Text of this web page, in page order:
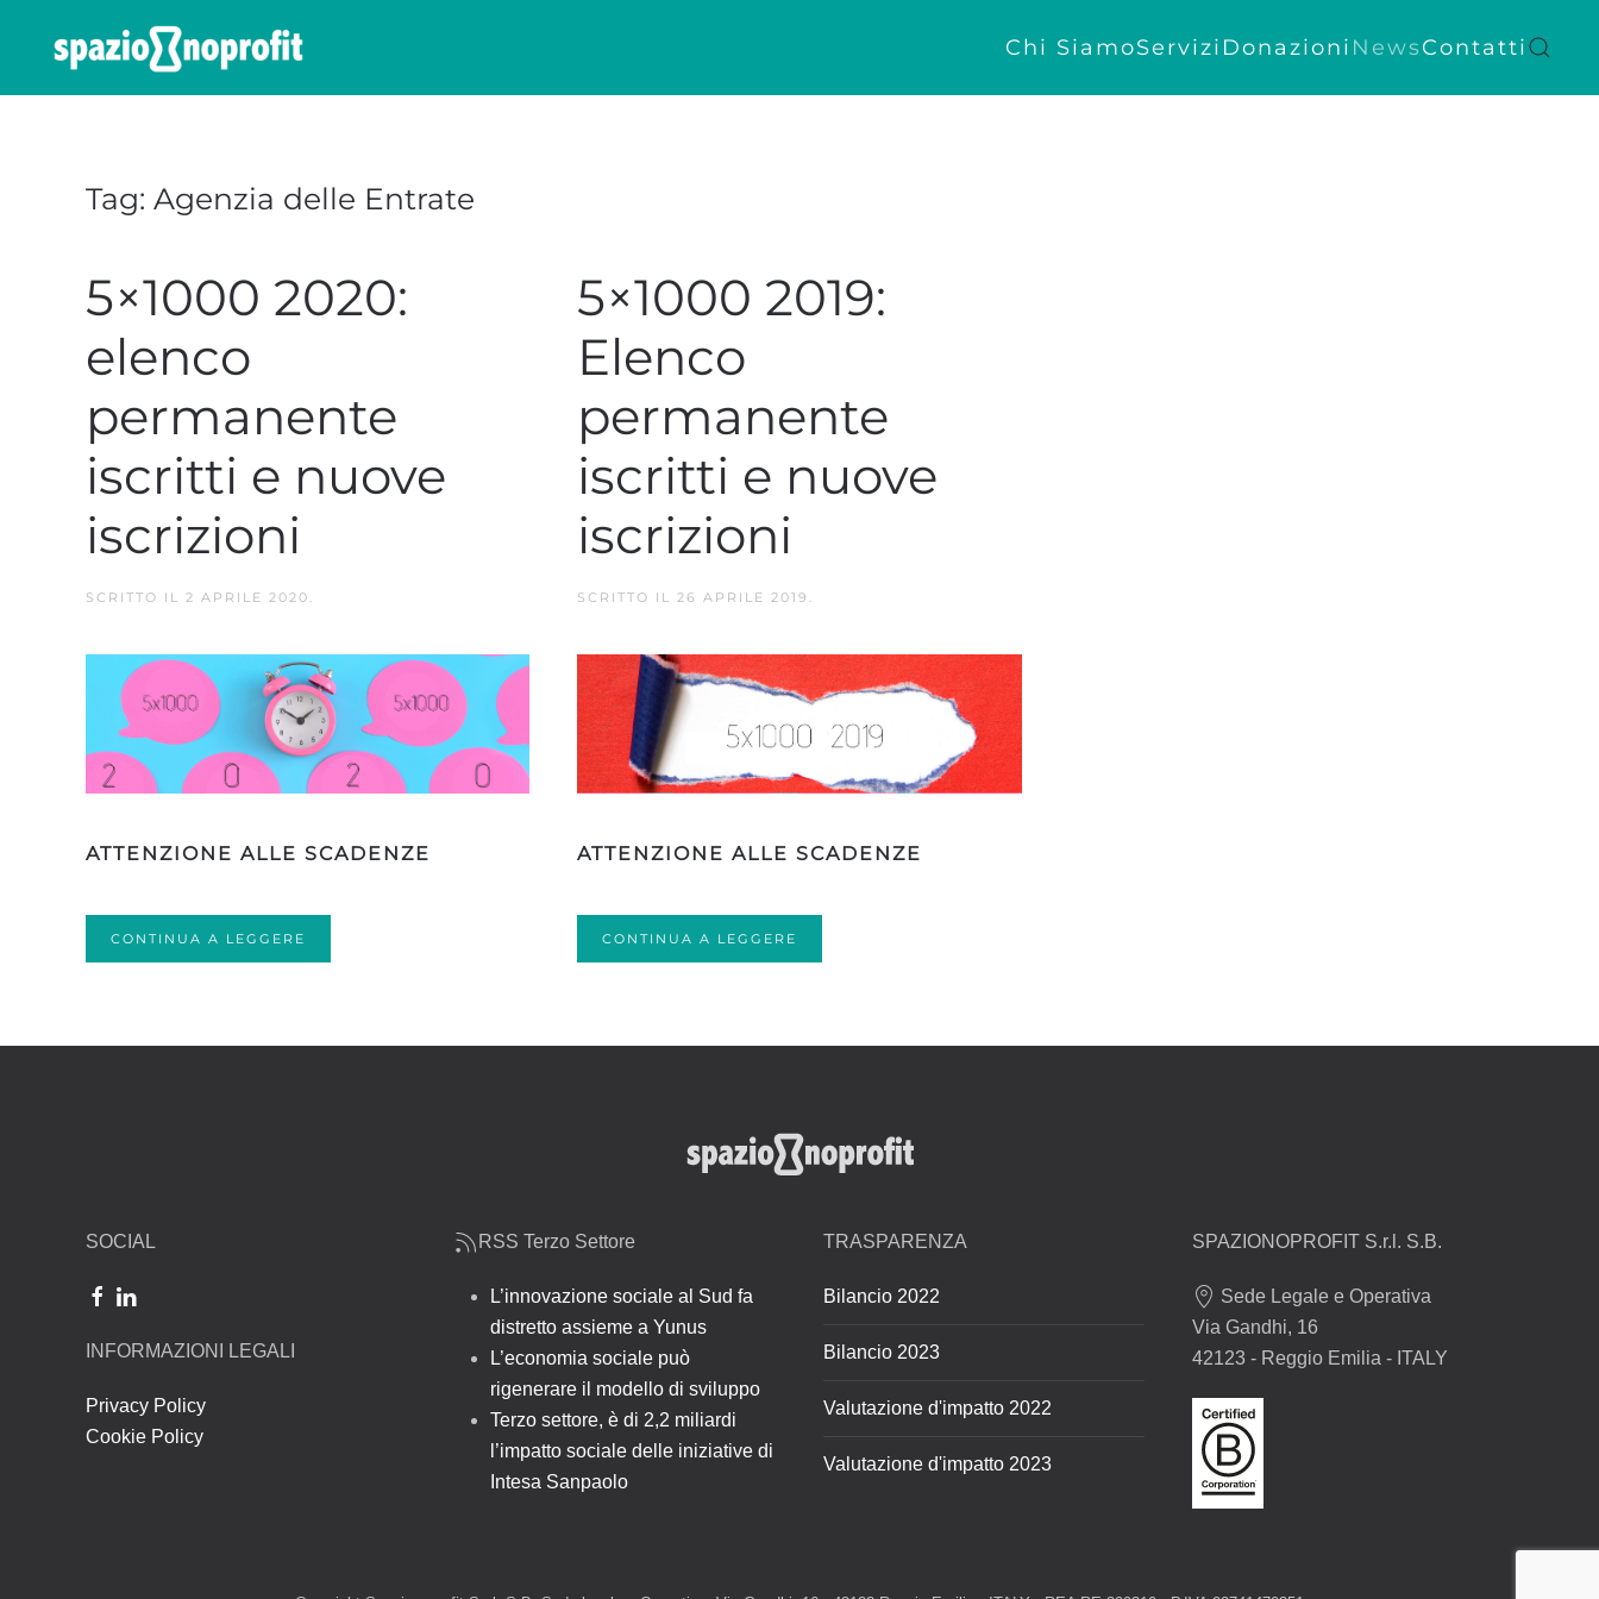
Skip to main content Chi SiamoServizi Donazioni NewsContatti
Tag: Agenzia delle Entrate
5×1000 2020:
elenco
permanente
iscritti e nuove
iscrizioni
SCRITTO IL 2 APRILE 2020 .
ATTENZIONE ALLE SCADENZE
CONTINUA A LEGGERE
5×1000 2019:
Elenco
permanente
iscritti e nuove
iscrizioni
SCRITTO IL26 APRILE 2019 .
ATTENZIONE ALLE SCADENZE
CONTINUA A LEGGERE
SOCIAL
INFORMAZIONI LEGALI
Privacy Policy
Cookie Policy
RSS Terzo Settore
L’innovazione sociale al Sud fa
distretto assieme a Yunus
L’economia sociale può
rigenerare il modello di sviluppo
Terzo settore, è di 2,2 miliardi
l’impatto sociale delle iniziative di
Intesa Sanpaolo
TRASPARENZA
Bilancio 2022
Bilancio 2023
Valutazione d'impatto 2022
Valutazione d'impatto 2023
SPAZIONOPROFIT S.r.l. S.B.
Sede Legale e Operativa
Via Gandhi, 16
42123 - Reggio Emilia - ITALY